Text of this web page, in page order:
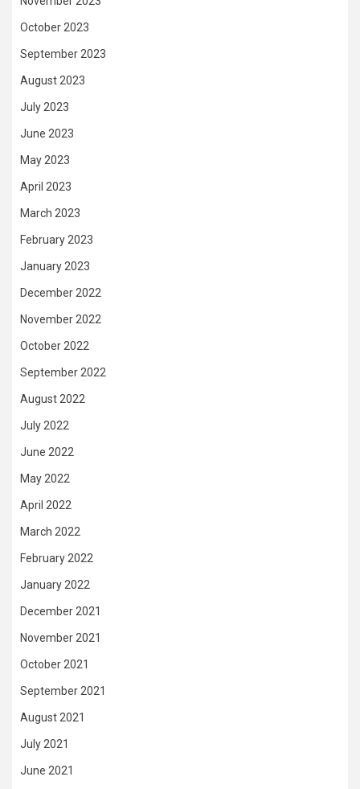
October 2023
September 2023
August 2023
July 2023
June 2023
May 2023
April 2023
March 2023
February 2023
January 2023
December 2022
November 2022
October 2022
September 2022
August 2022
July 2022
June 2022
May 2022
April 2022
March 2022
February 2022
January 2022
December 2021
November 2021
October 2021
September 2021
August 2021
July 2021
June 2021